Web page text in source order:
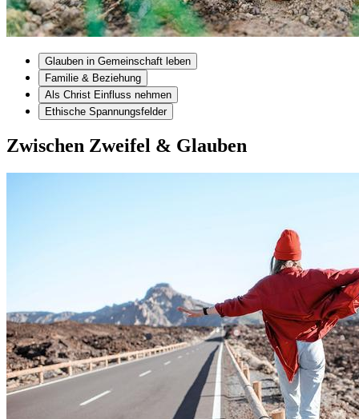
Glauben in Gemeinschaft leben
Familie & Beziehung
Als Christ Einfluss nehmen
Ethische Spannungsfelder
Zwischen Zweifel & Glauben